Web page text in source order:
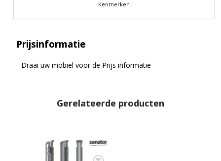
Kenmerken
Prijsinformatie
Draai uw mobiel voor de Prijs informatie
Gerelateerde producten